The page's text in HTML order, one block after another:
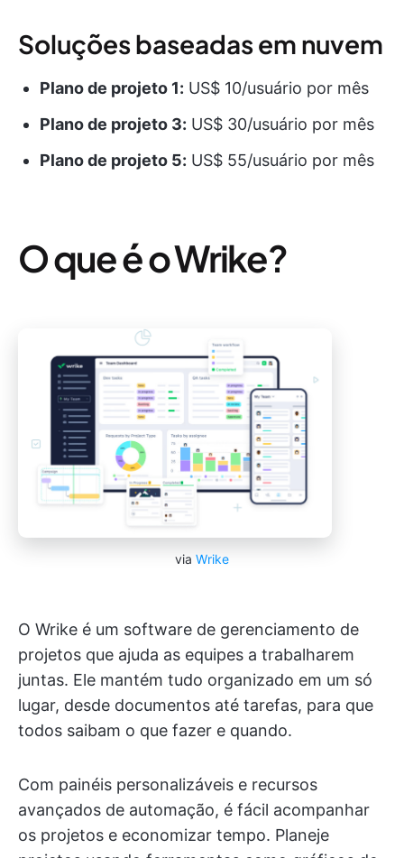
Soluções baseadas em nuvem
Plano de projeto 1: US$ 10/usuário por mês
Plano de projeto 3: US$ 30/usuário por mês
Plano de projeto 5: US$ 55/usuário por mês
O que é o Wrike?
via Wrike
O Wrike é um software de gerenciamento de
projetos que ajuda as equipes a trabalharem
juntas. Ele mantém tudo organizado em um só
lugar, desde documentos até tarefas, para que
todos saibam o que fazer e quando.
Com painéis personalizáveis e recursos
avançados de automação, é fácil acompanhar
os projetos e economizar tempo. Planeje